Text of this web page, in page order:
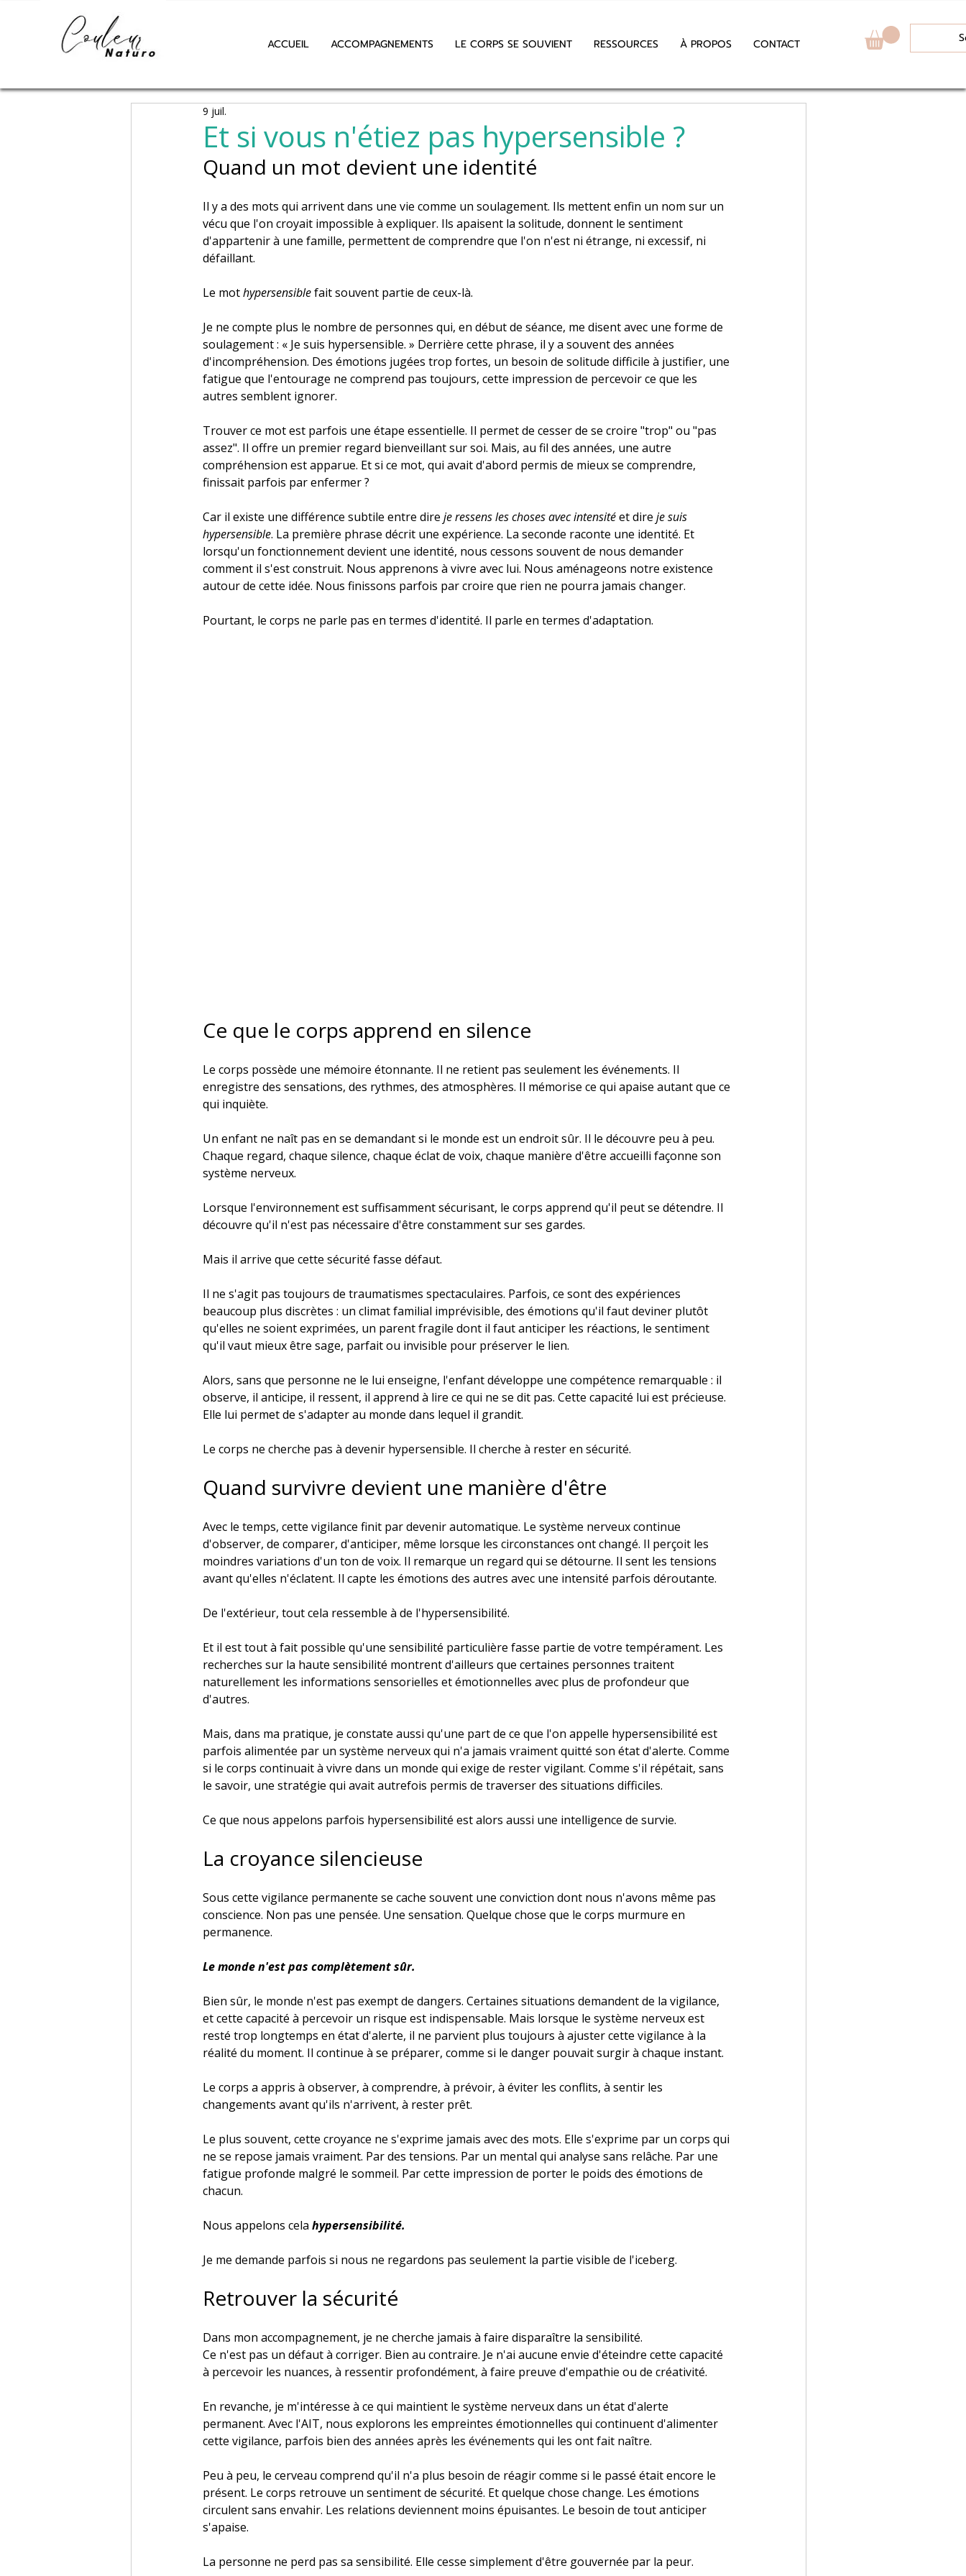
ACCUEIL ACCOMPAGNEMENTS LE CORPS SE SOUVIENT RESSOURCES À PROPOS CONTACT
Et si vous n'étiez pas hypersensible ?
9 juil.
Quand un mot devient une identité
Il y a des mots qui arrivent dans une vie comme un soulagement. Ils mettent enfin un nom sur un
vécu que l'on croyait impossible à expliquer. Ils apaisent la solitude, donnent le sentiment
d'appartenir à une famille, permettent de comprendre que l'on n'est ni étrange, ni excessif, ni
défaillant.
Le mot hypersensible fait souvent partie de ceux-là.
Je ne compte plus le nombre de personnes qui, en début de séance, me disent avec une forme de
soulagement : « Je suis hypersensible. » Derrière cette phrase, il y a souvent des années
d'incompréhension. Des émotions jugées trop fortes, un besoin de solitude difficile à justifier, une
fatigue que l'entourage ne comprend pas toujours, cette impression de percevoir ce que les
autres semblent ignorer.
Trouver ce mot est parfois une étape essentielle. Il permet de cesser de se croire "trop" ou "pas
assez". Il offre un premier regard bienveillant sur soi. Mais, au fil des années, une autre
compréhension est apparue. Et si ce mot, qui avait d'abord permis de mieux se comprendre,
finissait parfois par enfermer ?
Car il existe une différence subtile entre dire je ressens les choses avec intensité et dire je suis
hypersensible. La première phrase décrit une expérience. La seconde raconte une identité. Et
lorsqu'un fonctionnement devient une identité, nous cessons souvent de nous demander
comment il s'est construit. Nous apprenons à vivre avec lui. Nous aménageons notre existence
autour de cette idée. Nous finissons parfois par croire que rien ne pourra jamais changer.
Pourtant, le corps ne parle pas en termes d'identité. Il parle en termes d'adaptation.
Ce que le corps apprend en silence
Le corps possède une mémoire étonnante. Il ne retient pas seulement les événements. Il
enregistre des sensations, des rythmes, des atmosphères. Il mémorise ce qui apaise autant que ce
qui inquiète.
Un enfant ne naît pas en se demandant si le monde est un endroit sûr. Il le découvre peu à peu.
Chaque regard, chaque silence, chaque éclat de voix, chaque manière d'être accueilli façonne son
système nerveux.
Lorsque l'environnement est suffisamment sécurisant, le corps apprend qu'il peut se détendre. Il
découvre qu'il n'est pas nécessaire d'être constamment sur ses gardes.
Mais il arrive que cette sécurité fasse défaut.
Il ne s'agit pas toujours de traumatismes spectaculaires. Parfois, ce sont des expériences
beaucoup plus discrètes : un climat familial imprévisible, des émotions qu'il faut deviner plutôt
qu'elles ne soient exprimées, un parent fragile dont il faut anticiper les réactions, le sentiment
qu'il vaut mieux être sage, parfait ou invisible pour préserver le lien.
Alors, sans que personne ne le lui enseigne, l'enfant développe une compétence remarquable : il
observe, il anticipe, il ressent, il apprend à lire ce qui ne se dit pas. Cette capacité lui est précieuse.
Elle lui permet de s'adapter au monde dans lequel il grandit.
Le corps ne cherche pas à devenir hypersensible. Il cherche à rester en sécurité.
Quand survivre devient une manière d'être
Avec le temps, cette vigilance finit par devenir automatique. Le système nerveux continue
d'observer, de comparer, d'anticiper, même lorsque les circonstances ont changé. Il perçoit les
moindres variations d'un ton de voix. Il remarque un regard qui se détourne. Il sent les tensions
avant qu'elles n'éclatent. Il capte les émotions des autres avec une intensité parfois déroutante.
De l'extérieur, tout cela ressemble à de l'hypersensibilité.
Et il est tout à fait possible qu'une sensibilité particulière fasse partie de votre tempérament. Les
recherches sur la haute sensibilité montrent d'ailleurs que certaines personnes traitent
naturellement les informations sensorielles et émotionnelles avec plus de profondeur que
d'autres.
Mais, dans ma pratique, je constate aussi qu'une part de ce que l'on appelle hypersensibilité est
parfois alimentée par un système nerveux qui n'a jamais vraiment quitté son état d'alerte. Comme
si le corps continuait à vivre dans un monde qui exige de rester vigilant. Comme s'il répétait, sans
le savoir, une stratégie qui avait autrefois permis de traverser des situations difficiles.
Ce que nous appelons parfois hypersensibilité est alors aussi une intelligence de survie.
La croyance silencieuse
Sous cette vigilance permanente se cache souvent une conviction dont nous n'avons même pas
conscience. Non pas une pensée. Une sensation. Quelque chose que le corps murmure en
permanence.
Le monde n'est pas complètement sûr.
Bien sûr, le monde n'est pas exempt de dangers. Certaines situations demandent de la vigilance,
et cette capacité à percevoir un risque est indispensable. Mais lorsque le système nerveux est
resté trop longtemps en état d'alerte, il ne parvient plus toujours à ajuster cette vigilance à la
réalité du moment. Il continue à se préparer, comme si le danger pouvait surgir à chaque instant.
Le corps a appris à observer, à comprendre, à prévoir, à éviter les conflits, à sentir les
changements avant qu'ils n'arrivent, à rester prêt.
Le plus souvent, cette croyance ne s'exprime jamais avec des mots. Elle s'exprime par un corps qui
ne se repose jamais vraiment. Par des tensions. Par un mental qui analyse sans relâche. Par une
fatigue profonde malgré le sommeil. Par cette impression de porter le poids des émotions de
chacun.
Nous appelons cela hypersensibilité.
Je me demande parfois si nous ne regardons pas seulement la partie visible de l'iceberg.
Retrouver la sécurité
Dans mon accompagnement, je ne cherche jamais à faire disparaître la sensibilité.
Ce n'est pas un défaut à corriger. Bien au contraire. Je n'ai aucune envie d'éteindre cette capacité
à percevoir les nuances, à ressentir profondément, à faire preuve d'empathie ou de créativité.
En revanche, je m'intéresse à ce qui maintient le système nerveux dans un état d'alerte
permanent. Avec l'AIT, nous explorons les empreintes émotionnelles qui continuent d'alimenter
cette vigilance, parfois bien des années après les événements qui les ont fait naître.
Peu à peu, le cerveau comprend qu'il n'a plus besoin de réagir comme si le passé était encore le
présent. Le corps retrouve un sentiment de sécurité. Et quelque chose change. Les émotions
circulent sans envahir. Les relations deviennent moins épuisantes. Le besoin de tout anticiper
s'apaise.
La personne ne perd pas sa sensibilité. Elle cesse simplement d'être gouvernée par la peur.